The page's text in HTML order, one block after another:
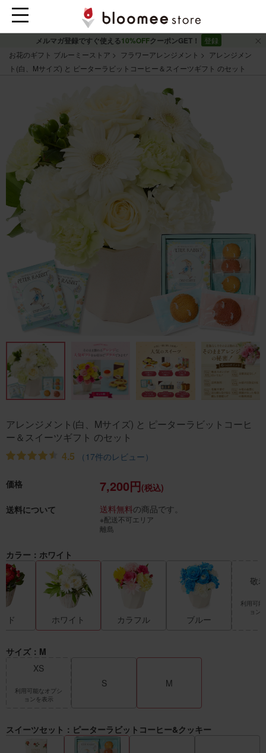
メルマガ登録ですぐ使える10%OFFクーポンGET！
登録
お花のギフト ブルーミーストア
フラワーアレンジメント
アレンジメン
ト(白、Mサイズ) と ピーターラビットコーヒー＆スイーツギフト のセット
アレンジメント(白、Mサイズ) と ピーターラビットコーヒ
ー＆スイーツギフト のセット
4.5
（17件のレビュー）
価格 7,200円(税込)
送料について
送料無料の商品です。
※配送不可エリア
離島
カラー：ホワイト
ド ホワイト カラフル ブルー
敬
利用可
ョン
サイズ：M
XS
利用可能なオプシ
ョンを表示
S M
スイーツセット：ピーターラビットコーヒー&クッキー